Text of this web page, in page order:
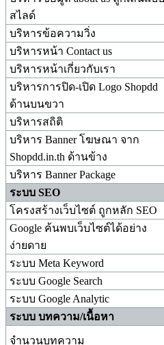
สไลด์
บริหารข้อความวิ่ง
บริหารหน้า Contact us
บริหารหน้าเกี่ยวกับเรา
บริหารการปิด-เปิด Logo Shopdd
ด้านบนขวา
บริหารสถิติ
บริหาร Banner โฆษณา จาก
Shopdd.in.th ด้านข้าง
บริหาร Banner Package
ระบบ SEO
โครงสร้างเว็บไซต์ ถูกหลัก SEO
Google ค้นพบเว็บไซต์ได้อย่าง
ง่ายดาย
ระบบ Meta Keyword
ระบบ Google Search
ระบบ Google Analytic
ระบบ บทความ/เนื้อหา
จำนวนบทความ